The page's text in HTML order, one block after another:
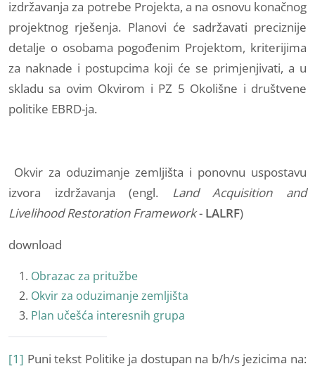
izdržavanja za potrebe Projekta, a na osnovu konačnog
projektnog rješenja. Planovi će sadržavati preciznije
detalje o osobama pogođenim Projektom, kriterijima
za naknade i postupcima koji će se primjenjivati, a u
skladu sa ovim Okvirom i PZ 5 Okolišne i društvene
politike EBRD-ja.
Okvir za oduzimanje zemljišta i ponovnu uspostavu
izvora izdržavanja (engl. Land Acquisition and
Livelihood Restoration Framework- LALRF)
download
Obrazac za pritužbe
Okvir za oduzimanje zemljišta
Plan učešća interesnih grupa
[1] Puni tekst Politike ja dostupan na b/h/s jezicima na: